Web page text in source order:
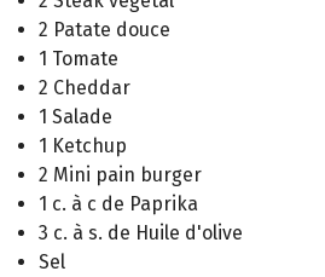
2 Patate douce
1 Tomate
2 Cheddar
1 Salade
1 Ketchup
2 Mini pain burger
1 c. à c de Paprika
3 c. à s. de Huile d'olive
Sel